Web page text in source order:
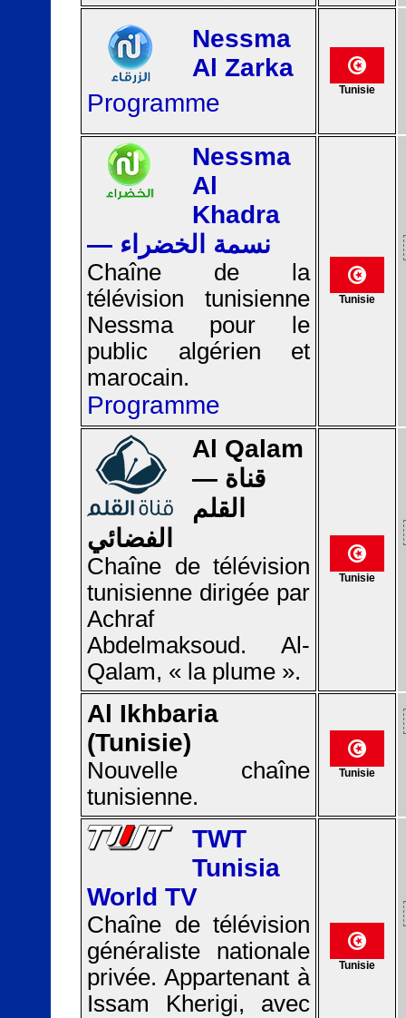
Nessma
Al Zarka
Programme
Tunisie
Nessma
Al
Khadra
— نسمة الخضراء
Chaîne de la
télévision tunisienne
Nessma pour le
public algérien et
marocain.
Programme
Tunisie
Al Qalam
— قناة
القلم
الفضائي
Chaîne de télévision
tunisienne dirigée par
Achraf
Abdelmaksoud. Al-
Qalam, « la plume ».
Tunisie
Al Ikhbaria
(Tunisie)
Nouvelle chaîne
tunisienne.
Tunisie
TWT
Tunisia
World TV
Chaîne de télévision
généraliste nationale
privée. Appartenant à
Issam Kherigi, avec
Tunisie